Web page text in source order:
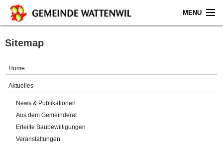
MENU
Home
Gemeinde
Verwaltung
Sitemap
Home
Aktuelles
News & Publikationen
Aus dem Gemeinderat
Erteilte Baubewilligungen
Veranstaltungen